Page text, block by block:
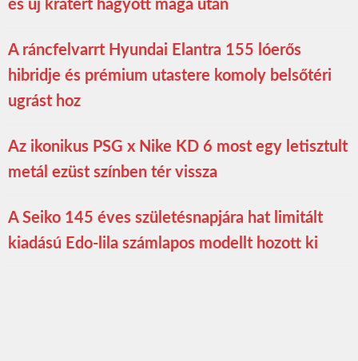
és új krátert hagyott maga után
A ráncfelvarrt Hyundai Elantra 155 lóerős
hibridje és prémium utastere komoly belsőtéri
ugrást hoz
Az ikonikus PSG x Nike KD 6 most egy letisztult
metál ezüst színben tér vissza
A Seiko 145 éves születésnapjára hat limitált
kiadású Edo-lila számlapos modellt hozott ki